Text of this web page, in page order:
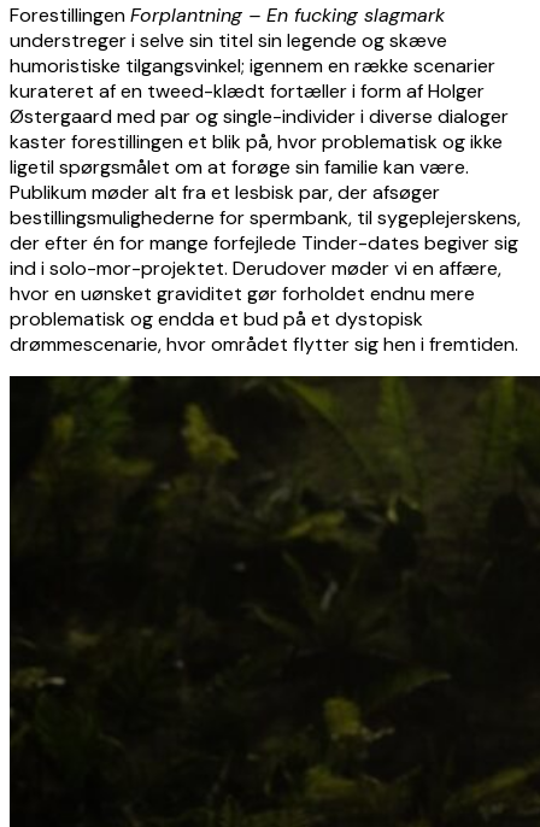
ForestillingenForplantning – En fucking slagmark
understreger i selve sin titel sin legende og skæve
humoristiske tilgangsvinkel; igennem en række scenarier
kurateret af en tweed-klædt fortæller i form af Holger
Østergaard med par og single-individer i diverse dialoger
kaster forestillingen et blik på, hvor problematisk og ikke
ligetil spørgsmålet om at forøge sin familie kan være.
Publikum møder alt fra et lesbisk par, der afsøger
bestillingsmulighederne for spermbank, til sygeplejerskens,
der efter én for mange forfejlede Tinder-dates begiver sig
ind i solo-mor-projektet. Derudover møder vi en affære,
hvor en uønsket graviditet gør forholdet endnu mere
problematisk og endda et bud på et dystopisk
drømmescenarie, hvor området flytter sig hen i fremtiden.